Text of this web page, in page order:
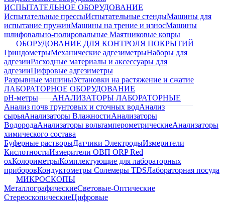
ИСПЫТАТЕЛЬНОЕ ОБОРУДОВАНИЕ
Испытательные прессыИспытательные стендыМашины для
испытание пружинМашины на трение и износМашины
шлифовально-полировальные Маятниковые копры
ОБОРУДОВАНИЕ ДЛЯ КОНТРОЛЯ ПОКРЫТИЙ
ГриндометрыМеханические адгезиметрыНаборы для
адгезииРасходные материалы и аксессуары для
адгезииЦифровые адгезиметры
Разрывные машиныУстановки на растяжение и сжатие
ЛАБОРАТОРНОЕ ОБОРУДОВАНИЕ
pH-метры
АНАЛИЗАТОРЫ ЛАБОРАТОРНЫЕ
Анализ почв грунтовых и сточных водАнализ
сырьяАнализаторы ВлажностиАнализаторы
ВодородаАнализаторы вольтамперометрическиеАнализаторы
химического состава
Буферные растворыДатчики ЭлектродыИзмерители
КислотностиИзмерители ОВП ORP Red
oxКолориметрыКомплектующие для лабораторных
приборовКондуктометры Солемеры TDSЛабораторная посуда
МИКРОСКОПЫ
МеталлографическиеСветовые-Оптические
СтереоскопическиеЦифровые